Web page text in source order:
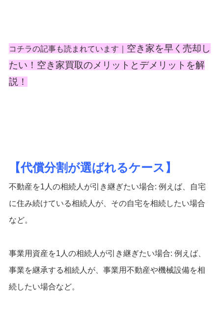
コチラの記事も読まれています｜ 空き家を早く売却し
たい！空き家買取のメリットとデメリットを解
説！
【代償分割が選ばれるケース】
不動産を1人の相続人が引き継ぎたい場合: 例えば、自宅
に住み続けている相続人が、その自宅を相続したい場合
など。
事業用資産を1人の相続人が引き継ぎたい場合: 例えば、
事業を継承する相続人が、事業用不動産や機械設備を相
続したい場合など。